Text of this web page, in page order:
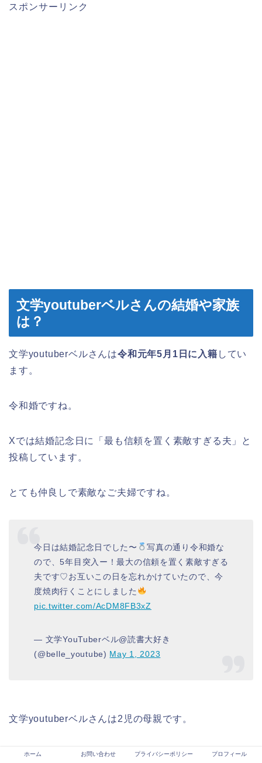
スポンサーリンク
文学youtuberベルさんの結婚や家族
は？
文学youtuberベルさんは令和元年5月1日に入籍 してい
ます。
令和婚ですね。
Xでは結婚記念日に「最も信頼を置く素敵すぎる夫」と
投稿しています。
とても仲良しで素敵なご夫婦ですね。
今日は結婚記念日でした〜
写真の通り令和婚な
ので、5年目突入ー！最大の信頼を置く素敵すぎる
夫です♡お互いこの日を忘れかけていたので、今
度焼肉行くことにしました
pic.twitter.com/AcDM8FB3xZ
— 文学YouTuberベル@読書大好き
(@belle_youtube) May 1, 2023
文学youtuberベルさんは2児の母親です。
2021年8月に女の子、2023年7月に男の子を出産してい
ホーム お問い合わせ プライバシーポリシー プロフィール